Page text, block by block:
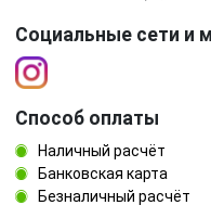
Социальные сети и
Способ оплаты
Наличный расчёт
Банковская карта
Безналичный расчёт